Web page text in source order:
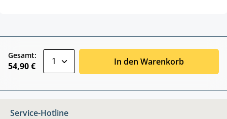
Gesamt:
54,90 € In den Warenkorb
Service-Hotline